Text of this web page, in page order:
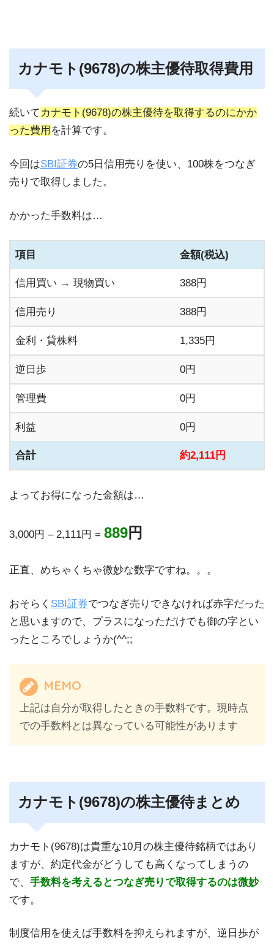
カナモト(9678)の株主優待取得費用
続いて カナモト(9678)の株主優待を取得するのにかか
った費用 を計算です。
今回はSBI証券の5日信用売りを使い、100株をつなぎ
売りで取得しました。
かかった手数料は…
項目 金額(税込)
合計 約2,111円
信用買い → 現物買い 388円
信用売り 388円
金利・貸株料 1,335円
逆日歩 0円
管理費 0円
利益 0円
よってお得になった金額は…
3,000円 – 2,111円 = 889円
正直、めちゃくちゃ微妙な数字ですね。。。
おそらく SBI証券でつなぎ売りできなければ赤字だった
と思いますので、プラスになっただけでも御の字とい
ったところでしょうか(^^;;
MEMO
上記は自分が取得したときの手数料です。現時点
での手数料とは異なっている可能性があります
カナモト(9678)の株主優待まとめ
カナモト(9678)は貴重な10月の株主優待銘柄ではあり
ますが、約定代金がどうしても高くなってしまうの
で、 手数料を考えるとつなぎ売りで取得するのは微妙
です。
制度信用を使えば手数料を抑えられますが、逆日歩が